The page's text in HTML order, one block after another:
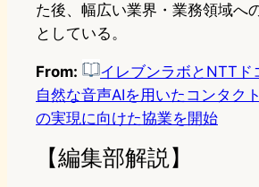
た後、幅広い業界・業務領域へ
としている。
From:
イレブンラボとNTTド
自然な音声AIを用いたコンタク
の実現に向けた協業を開始
【編集部解説】